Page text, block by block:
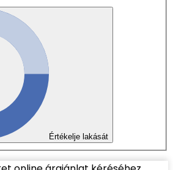
Értékelje lakását